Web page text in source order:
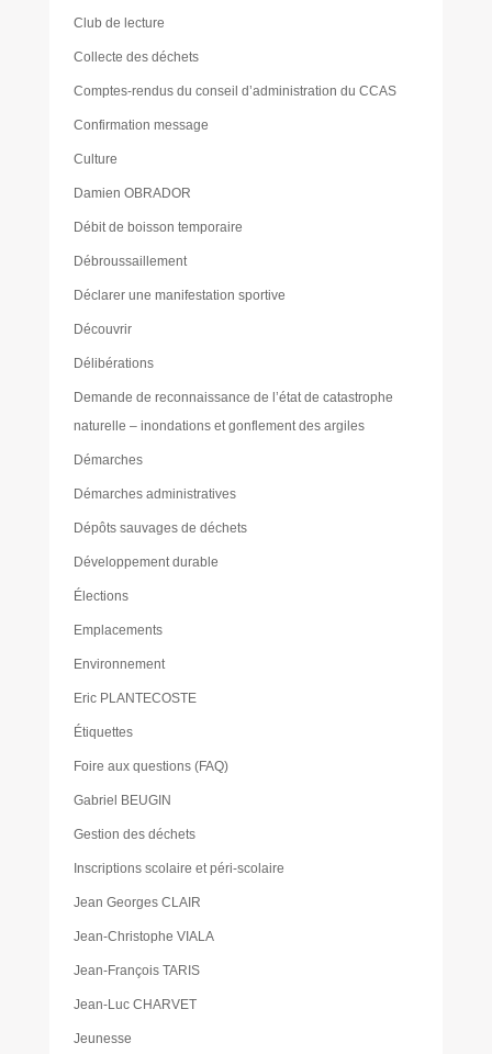
Club de lecture
Collecte des déchets
Comptes-rendus du conseil d’administration du CCAS
Confirmation message
Culture
Damien OBRADOR
Débit de boisson temporaire
Débroussaillement
Déclarer une manifestation sportive
Découvrir
Délibérations
Demande de reconnaissance de l’état de catastrophe
naturelle – inondations et gonflement des argiles
Démarches
Démarches administratives
Dépôts sauvages de déchets
Développement durable
Élections
Emplacements
Environnement
Eric PLANTECOSTE
Étiquettes
Foire aux questions (FAQ)
Gabriel BEUGIN
Gestion des déchets
Inscriptions scolaire et péri-scolaire
Jean Georges CLAIR
Jean-Christophe VIALA
Jean-François TARIS
Jean-Luc CHARVET
Jeunesse